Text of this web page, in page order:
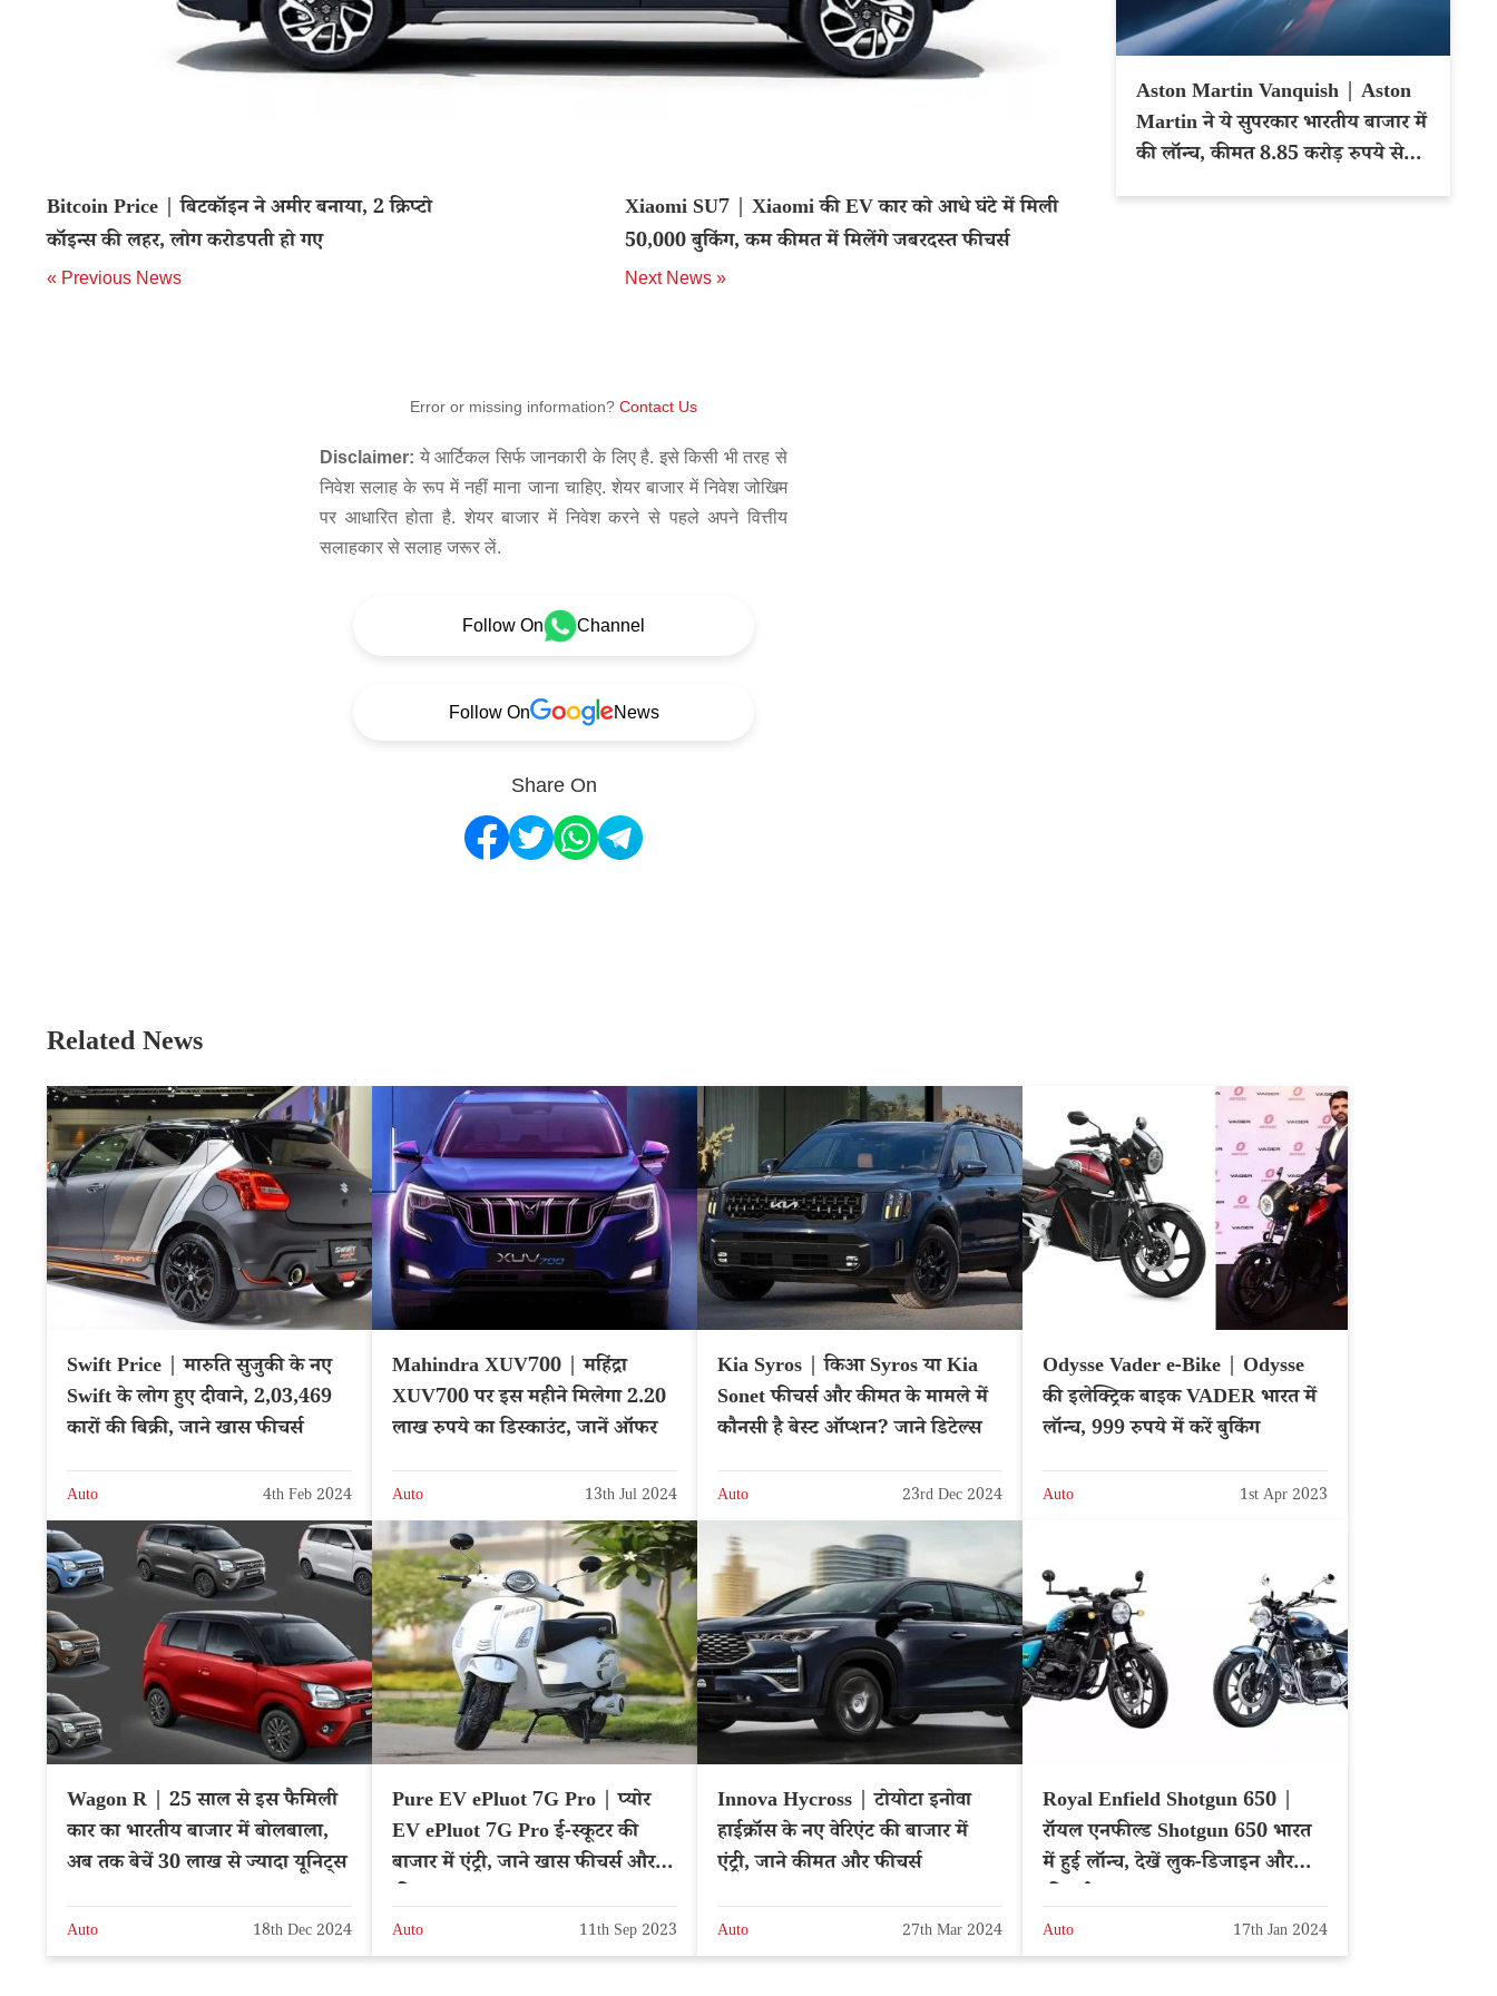
Bitcoin Price | बिटकॉइन ने अमीर बनाया, 2 क्रिप्टो
कॉइन्स की लहर, लोग करोडपती हो गए
« Previous News
Xiaomi SU7 | Xiaomi की EV कार को आधे घंटे में मिली
50,000 बुकिंग, कम कीमत में मिलेंगे जबरदस्त फीचर्स
Next News »
Error or missing information? Contact Us
Disclaimer: ये आर्टिकल सिर्फ जानकारी के लिए है. इसे किसी भी तरह से
निवेश सलाह के रूप में नहीं माना जाना चाहिए. शेयर बाजार में निवेश जोखिम
पर आधारित होता है. शेयर बाजार में निवेश करने से पहले अपने वित्तीय
सलाहकार से सलाह जरूर लें.
Follow On Channel
Follow On News
Share On
Aston Martin Vanquish | Aston
Martin ने ये सुपरकार भारतीय बाजार में
की लॉन्च, कीमत 8.85 करोड़ रुपये से
Related News
Swift Price | मारुति सुजुकी के नए
Swift के लोग हुए दीवाने, 2,03,469
कारों की बिक्री, जाने खास फीचर्स
Auto 4th Feb 2024
Mahindra XUV700 | महिंद्रा
XUV700 पर इस महीने मिलेगा 2.20
लाख रुपये का डिस्काउंट, जानें ऑफर
Auto 13th Jul 2024
Kia Syros | किआ Syros या Kia
Sonet फीचर्स और कीमत के मामले में
कौनसी है बेस्ट ऑप्शन? जाने डिटेल्स
Auto 23rd Dec 2024
Odysse Vader e-Bike | Odysse
की इलेक्ट्रिक बाइक VADER भारत में
लॉन्च, 999 रुपये में करें बुकिंग
Auto 1st Apr 2023
Wagon R | 25 साल से इस फैमिली
कार का भारतीय बाजार में बोलबाला,
अब तक बेचें 30 लाख से ज्यादा यूनिट्स
Auto 18th Dec 2024
Pure EV ePluot 7G Pro | प्योर
EV ePluot 7G Pro ई-स्कूटर की
बाजार में एंट्री, जाने खास फीचर्स और
Auto 11th Sep 2023
Innova Hycross | टोयोटा इनोवा
हाईक्रॉस के नए वेरिएंट की बाजार में
एंट्री, जाने कीमत और फीचर्स
Auto 27th Mar 2024
Royal Enfield Shotgun 650 |
रॉयल एनफील्ड Shotgun 650 भारत
में हुई लॉन्च, देखें लुक-डिजाइन और
Auto 17th Jan 2024